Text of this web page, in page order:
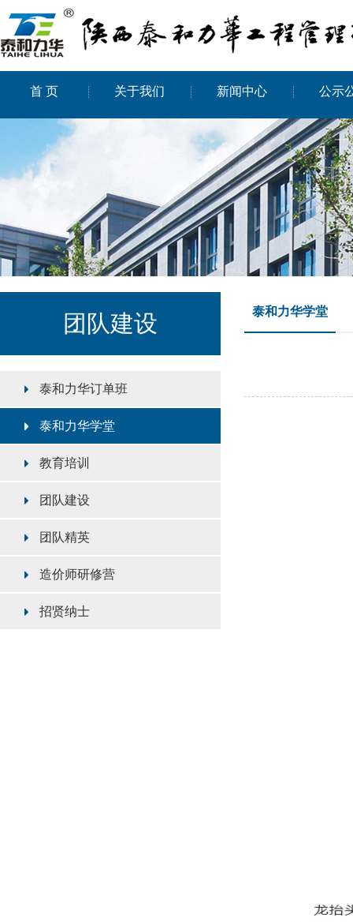
首 页 关于我们 新闻中心 公示
团队建设
泰和力华订单班
泰和力华学堂
教育培训
团队建设
团队精英
造价师研修营
招贤纳士
泰和力华学堂